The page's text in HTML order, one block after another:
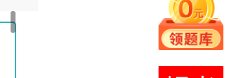
购买课程后，所有章